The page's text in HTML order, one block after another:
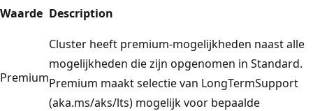
Waarde Description
Premium
Cluster heeft premium-mogelijkheden naast alle
mogelijkheden die zijn opgenomen in Standard.
Premium maakt selectie van LongTermSupport
(aka.ms/aks/lts) mogelijk voor bepaalde